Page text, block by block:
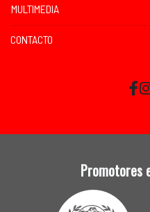
MULTIMEDIA
CONTACTO
Promotores